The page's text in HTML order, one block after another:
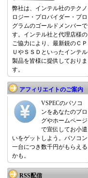
弊社は、インテル社のテクノ
ロジー・プロバイダー・プロ
グラムのゴールドメンバーで
す。インテル社と代理店様の
ご協力により、最新鋭のＣＰ
ＵやＳＳＤといったインテル
製品を皆様に提供しておりま
す。
アフィリエイトのご案内
VSPECのパソコ
ンをあなたのブロ
グやホームページ
で宣伝してお小遣
いをゲットしよう。パソコン
一台につき数千円がもらえる
かも。
RSS配信